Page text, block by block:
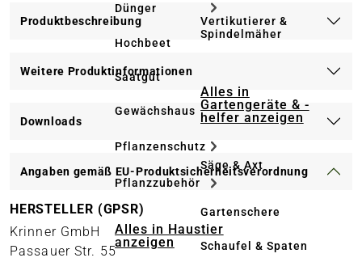
Dünger
Hochbeet
Saatgut
Gewächshaus
Pflanzenschutz
Pflanzzubehör
Alles in Haustier
anzeigen
Vertikutierer &
Spindelmäher
Alles in
Gartengeräte & -
helfer anzeigen
Säge & Axt
Gartenschere
Schaufel & Spaten
Produktbeschreibung
Weitere Produktinformationen
Downloads
Angaben gemäß EU-Produktsicherheitsverordnung
HERSTELLER (GPSR)
Krinner GmbH
Passauer Str. 55